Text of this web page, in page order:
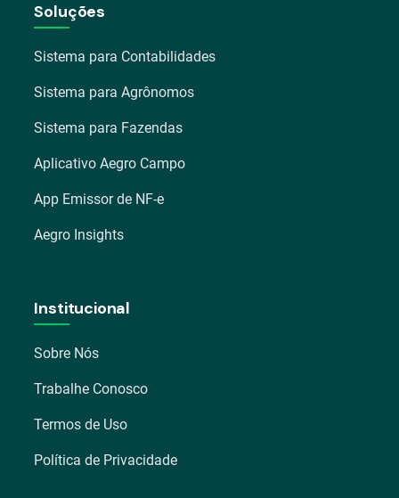
Soluções
Sistema para Contabilidades
Sistema para Agrônomos
Sistema para Fazendas
Aplicativo Aegro Campo
App Emissor de NF-e
Aegro Insights
Institucional
Sobre Nós
Trabalhe Conosco
Termos de Uso
Política de Privacidade